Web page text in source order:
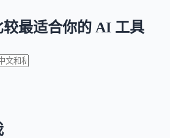
最适合你的 AI 工具